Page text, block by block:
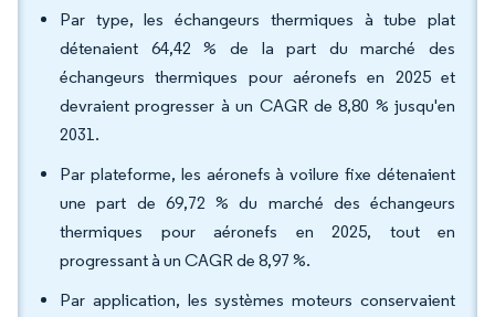
Par type, les échangeurs thermiques à tube plat
détenaient 64,42 % de la part du marché des
échangeurs thermiques pour aéronefs en 2025 et
devraient progresser à un CAGR de 8,80 % jusqu'en
2031.
Par plateforme, les aéronefs à voilure fixe détenaient
une part de 69,72 % du marché des échangeurs
thermiques pour aéronefs en 2025, tout en
progressant à un CAGR de 8,97 %.
Par application, les systèmes moteurs conservaient